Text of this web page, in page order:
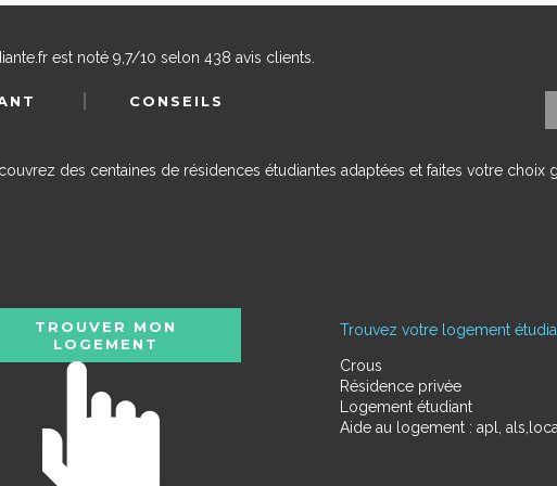
est noté 9,7/10 selon 438 avis clients.
CONSEILS
des centaines de résidences étudiantes adaptées et faites votre choix
Trouvez votre logement
Crous
Résidence privée
Logement étudiant
Aide au logement : apl,
TROUVER MON
LOGEMENT